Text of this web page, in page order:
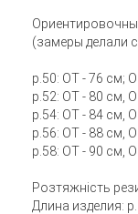
(замеры делали
р.50: ОТ - 76 см;
р.52: ОТ - 80 см,
р.54: ОТ - 84 см,
р.56: ОТ - 88 см,
р.58: ОТ - 90 см,
Розтяжність
Длина изделия: